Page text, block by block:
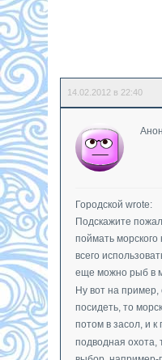
14.02.2012 в 22:40
Городской wrote:
Подскажите
поймать
всего
еще можно рыб в
Ну вот на пример,
посидеть, то
потом в засол, и к
подводная охота,